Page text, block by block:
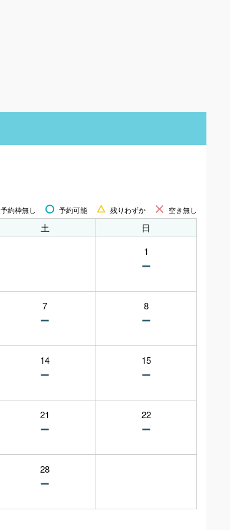
予約枠無し 予約可能 残りわずか 空き無し
土
日
1
7 8
14 15
21 22
28